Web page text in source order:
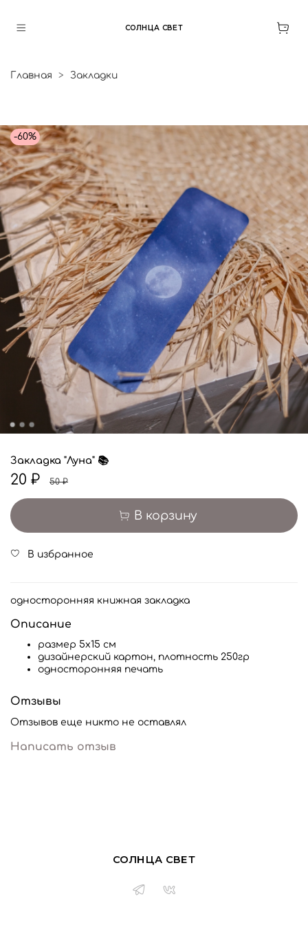
СОЛНЦА СВЕТ
Главная Закладки
-60%
Закладка "Луна" 📚
20 ₽ 50 ₽
В корзину
В избранное
односторонняя книжная закладка
Описание
размер 5х15 см
дизайнерский картон, плотность 250гр
односторонняя печать
Отзывы
Отзывов еще никто не оставлял
Написать отзыв
СОЛНЦА СВЕТ